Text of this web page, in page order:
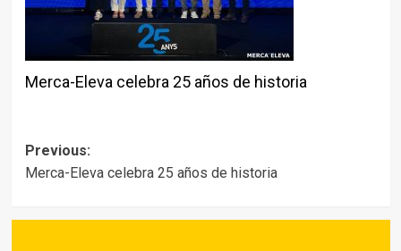
Merca-Eleva celebra 25 años de historia
Post
Previous:
Merca-Eleva celebra 25 años de historia